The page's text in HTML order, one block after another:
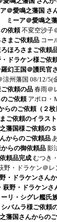
＠愛鳴之藩国 さ
ミーア＠愛鳴之
依頼 不変空沙子
まご依頼品 コー
ほろさまご依頼
ドラケン様ご依
幻王国＠護民官
涼州藩国 08/12/5(
依頼の品 春雨＠
ご依頼 アポロ・
らのご依頼（２枚
ご依頼のイラスト
藩国様ご依頼の
からのご依頼品
らの御依頼品 影
頼品完成 むつき
野・ドラケン＠レ
・ドラケンさん
野・ドラケンさ
リ・シグレ艦氏
バムラ様ご依頼
藩国さんからの